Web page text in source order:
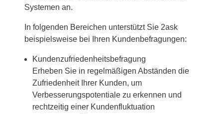
Systemen an.
In folgenden Bereichen unterstützt Sie 2ask
beispielsweise bei Ihren Kundenbefragungen:
Kundenzufriedenheitsbefragung
Erheben Sie in regelmäßigen Abständen die
Zufriedenheit Ihrer Kunden, um
Verbesserungspotentiale zu erkennen und
rechtzeitig einer Kundenfluktuation